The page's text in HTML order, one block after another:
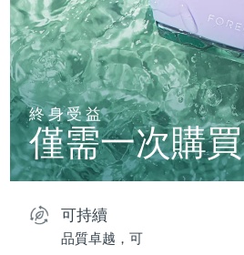
終身受益
僅需一次購買
可持續
品質卓越，可